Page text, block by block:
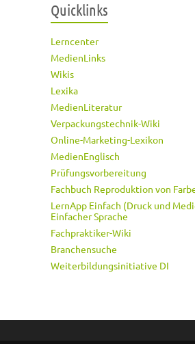
Quicklinks
Lerncenter
MedienLinks
Wikis
Lexika
MedienLiteratur
Verpackungstechnik-Wiki
Online-Marketing-Lexikon
MedienEnglisch
Prüfungsvorbereitung
Fachbuch Reproduktion von
LernApp Einfach (Druck und
Einfacher Sprache
Fachpraktiker-Wiki
Branchensuche
Weiterbildungsinitiative DI